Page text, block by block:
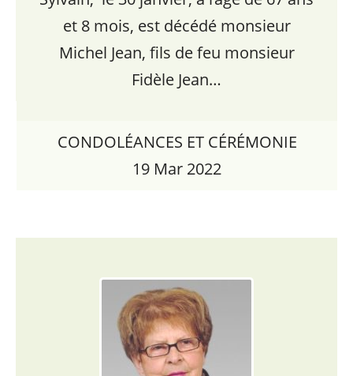
et 8 mois, est décédé monsieur
Michel Jean, fils de feu monsieur
Fidèle Jean…
CONDOLÉANCES ET CÉRÉMONIE
19 Mar 2022